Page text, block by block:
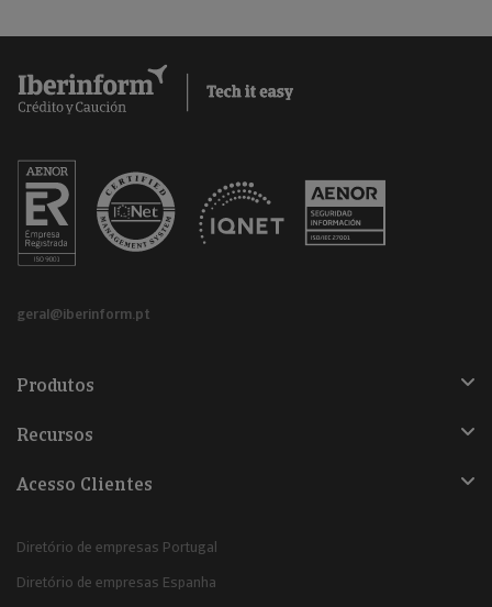
geral@iberinform.pt
Produtos
Recursos
Acesso Clientes
Diretório de empresas Portugal
Diretório de empresas Espanha